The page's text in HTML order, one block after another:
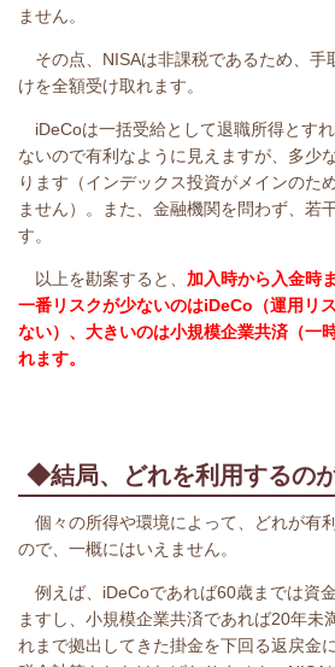
ません。
その点、NISAは非課税であるため、手
けを全額受け取れます。
iDeCoは一括受給として退職所得とす
ないので有利なように見えますが、多少
ります（インデックス投資がメインのた
ません）。また、金融機関を問わず、若
す。
以上を勘案すると、 加入時から入金時
一番リスクが少ないのはiDeCo（運用リ
ない）、大きいのは小規模企業共済 （一
れます。
◆結局、どれを利用するの
個々の所得や環境によって、どれが有
ので、一概にはいえません。
例えば、iDeCoであれば60歳までは資
ますし、小規模企業共済であれば20年未
れまで拠出してきた掛金を下回る返戻金